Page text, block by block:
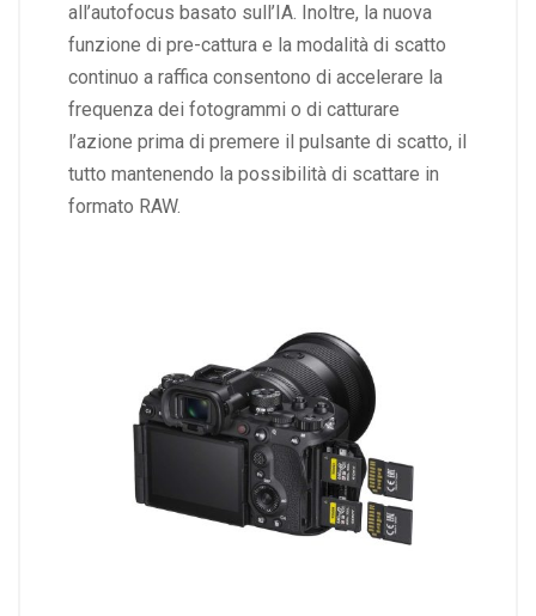
all’autofocus basato sull’IA. Inoltre, la nuova
funzione di pre-cattura e la modalità di scatto
continuo a raffica consentono di accelerare la
frequenza dei fotogrammi o di catturare
l’azione prima di premere il pulsante di scatto, il
tutto mantenendo la possibilità di scattare in
formato RAW.